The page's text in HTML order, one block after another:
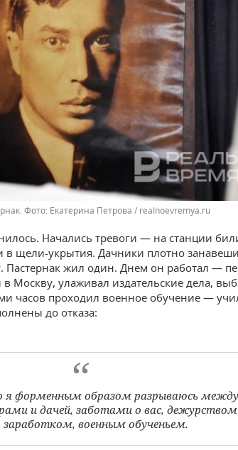
Екатерина Петрова / realnoevremya.ru
Начались тревоги — на станции
в щели-укрытия. Дачники плотно
Пастернак жил один. Днем он работал —
Москву, улаживал издательские дела,
часов проходил военное обучение —
до отказа:
я форменным образом разрываюсь
и дачей, заботами о вас,
заработком, военным обученьем.